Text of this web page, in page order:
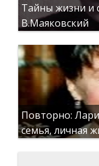
Тайны жизни и
В.Маяковский
Повторно:
семья, личная